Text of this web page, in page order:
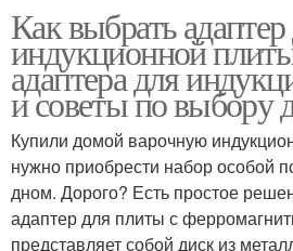
Как выбрать
индукционной
адаптера для
и советы по выбору
Купили домой варочную
нужно приобрести набор особой
дном. Дорого? Есть простое
адаптер для плиты с
представляет собой диск из